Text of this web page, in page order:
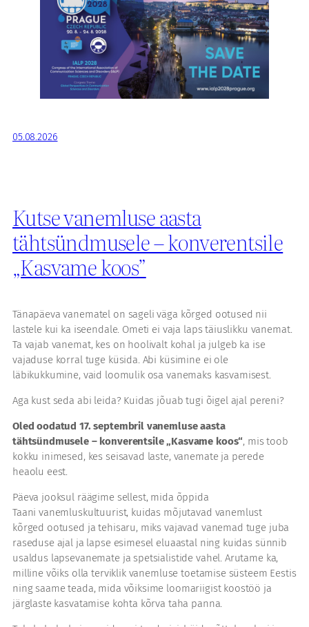
05.08.2026
Kutse vanemluse aasta
tähtsündmusele – konverentsile
„Kasvame koos”
Tänapäeva vanematel on sageli väga kõrged ootused nii
lastele kui ka iseendale. Ometi ei vaja laps täiuslikku vanemat.
Ta vajab vanemat, kes on hoolivalt kohal ja julgeb ka ise
vajaduse korral tuge küsida. Abi küsimine ei ole
läbikukkumine, vaid loomulik osa vanemaks kasvamisest.
Aga kust seda abi leida? Kuidas jõuab tugi õigel ajal pereni?
Oled oodatud 17. septembril vanemluse aasta
tähtsündmusele – konverentsile „Kasvame koos“, mis toob
kokku inimesed, kes seisavad laste, vanemate ja perede
heaolu eest.
Päeva jooksul räägime sellest, mida õppida
Taani vanemluskultuurist, kuidas mõjutavad vanemlust
kõrged ootused ja tehisaru, miks vajavad vanemad tuge juba
raseduse ajal ja lapse esimesel eluaastal ning kuidas sünnib
usaldus lapsevanemate ja spetsialistide vahel. Arutame ka,
milline võiks olla terviklik vanemluse toetamise süsteem Eestis
ning saame teada, mida võiksime loomariigist koostöö ja
järglaste kasvatamise kohta kõrva taha panna.